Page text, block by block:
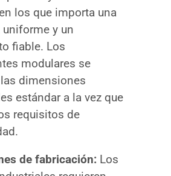
los que importa una
y un
fiable. Los
modulares se
dimensiones
estándar a la vez que
requisitos de
de fabricación: Los